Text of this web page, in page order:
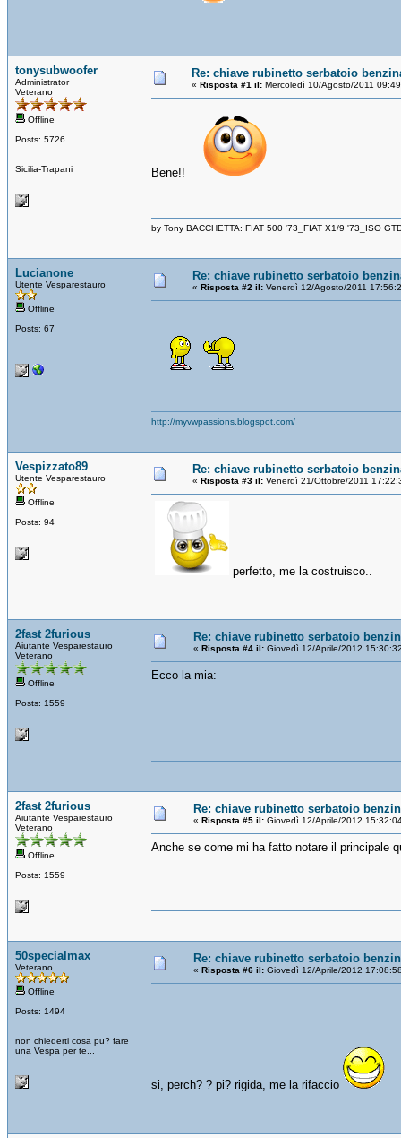
tonysubwoofer
Administrator
Veterano
Offline
Posts: 5726
Sicilia-Trapani
Re: chiave rubinetto serbatoio
« Risposta #1 il: Mercoledì 10/Agosto/2011
Bene!!
by Tony BACCHETTA: FIAT 500 '73_FIAT X1/9 '73_ISO
Lucianone
Utente Vesparestauro
Offline
Posts: 67
Re: chiave rubinetto serbatoio
« Risposta #2 il: Venerdì 12/Agosto/2011
http://myvwpassions.blogspot.com/
Vespizzato89
Utente Vesparestauro
Offline
Posts: 94
Re: chiave rubinetto serbatoio
« Risposta #3 il: Venerdì 21/Ottobre/2011
perfetto, me la costruisco..
2fast 2furious
Aiutante Vesparestauro
Veterano
Offline
Posts: 1559
Re: chiave rubinetto serbatoio
« Risposta #4 il: Giovedì 12/Aprile/2012
Ecco la mia:
2fast 2furious
Aiutante Vesparestauro
Veterano
Offline
Posts: 1559
Re: chiave rubinetto serbatoio
« Risposta #5 il: Giovedì 12/Aprile/2012
Anche se come mi ha fatto notare il principale
50specialmax
Veterano
Offline
Posts: 1494
non chiederti cosa pu? fare
una Vespa per te...
Re: chiave rubinetto serbatoio
« Risposta #6 il: Giovedì 12/Aprile/2012
si, perch? ? pi? rigida, me la rifaccio